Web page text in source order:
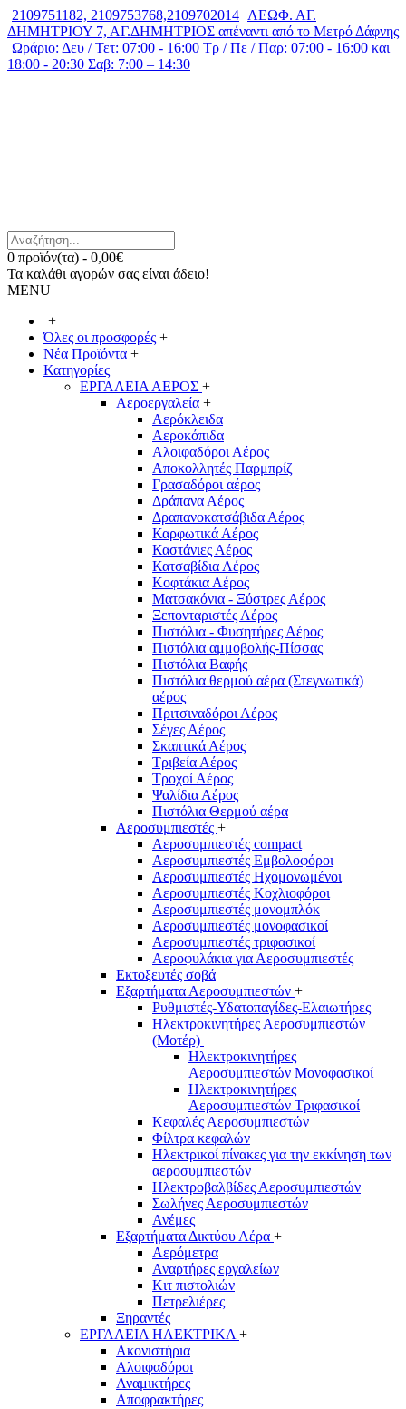
2109751182, 2109753768,2109702014 ΛΕΩΦ. ΑΓ.
ΔΗΜΗΤΡΙΟΥ 7, ΑΓ.ΔΗΜΗΤΡΙΟΣ απέναντι από το Μετρό Δάφνης
Ωράριο: Δευ / Τετ: 07:00 - 16:00 Τρ / Πε / Παρ: 07:00 - 16:00 και
18:00 - 20:30 Σαβ: 7:00 – 14:30
0 προϊόν(τα) - 0,00€
Τα καλάθι αγορών σας είναι άδειο!
MENU
+
Όλες οι προσφορές +
Νέα Προϊόντα +
Κατηγορίες
ΕΡΓΑΛΕΙΑ ΑΕΡΟΣ +
Αεροεργαλεία +
Αερόκλειδα
Αεροκόπιδα
Αλοιφαδόροι Αέρος
Αποκολλητές Παρμπρίζ
Γρασαδόροι αέρος
Δράπανα Αέρος
Δραπανοκατσάβιδα Αέρος
Καρφωτικά Αέρος
Καστάνιες Αέρος
Κατσαβίδια Αέρος
Κοφτάκια Αέρος
Ματσακόνια - Ξύστρες Αέρος
Ξεπονταριστές Αέρος
Πιστόλια - Φυσητήρες Αέρος
Πιστόλια αμμοβολής-Πίσσας
Πιστόλια Βαφής
Πιστόλια θερμού αέρα (Στεγνωτικά)
αέρος
Πριτσιναδόροι Αέρος
Σέγες Αέρος
Σκαπτικά Αέρος
Τριβεία Αέρος
Τροχοί Αέρος
Ψαλίδια Αέρος
Πιστόλια Θερμού αέρα
Αεροσυμπιεστές +
Αεροσυμπιεστές compact
Αεροσυμπιεστές Εμβολοφόροι
Αεροσυμπιεστές Ηχομονωμένοι
Αεροσυμπιεστές Κοχλιοφόροι
Αεροσυμπιεστές μονομπλόκ
Αεροσυμπιεστές μονοφασικοί
Αεροσυμπιεστές τριφασικοί
Αεροφυλάκια για Αεροσυμπιεστές
Εκτοξευτές σοβά
Εξαρτήματα Αεροσυμπιεστών +
Ρυθμιστές-Υδατοπαγίδες-Ελαιωτήρες
Ηλεκτροκινητήρες Αεροσυμπιεστών
(Μοτέρ) +
Ηλεκτροκινητήρες
Αεροσυμπιεστών Μονοφασικοί
Ηλεκτροκινητήρες
Αεροσυμπιεστών Τριφασικοί
Κεφαλές Αεροσυμπιεστών
Φίλτρα κεφαλών
Ηλεκτρικοί πίνακες για την εκκίνηση των
αεροσυμπιεστών
Ηλεκτροβαλβίδες Αεροσυμπιεστών
Σωλήνες Αεροσυμπιεστών
Ανέμες
Εξαρτήματα Δικτύου Αέρα +
Αερόμετρα
Αναρτήρες εργαλείων
Κιτ πιστολιών
Πετρελιέρες
Ξηραντές
ΕΡΓΑΛΕΙΑ ΗΛΕΚΤΡΙΚΑ +
Ακονιστήρια
Αλοιφαδόροι
Αναμικτήρες
Αποφρακτήρες